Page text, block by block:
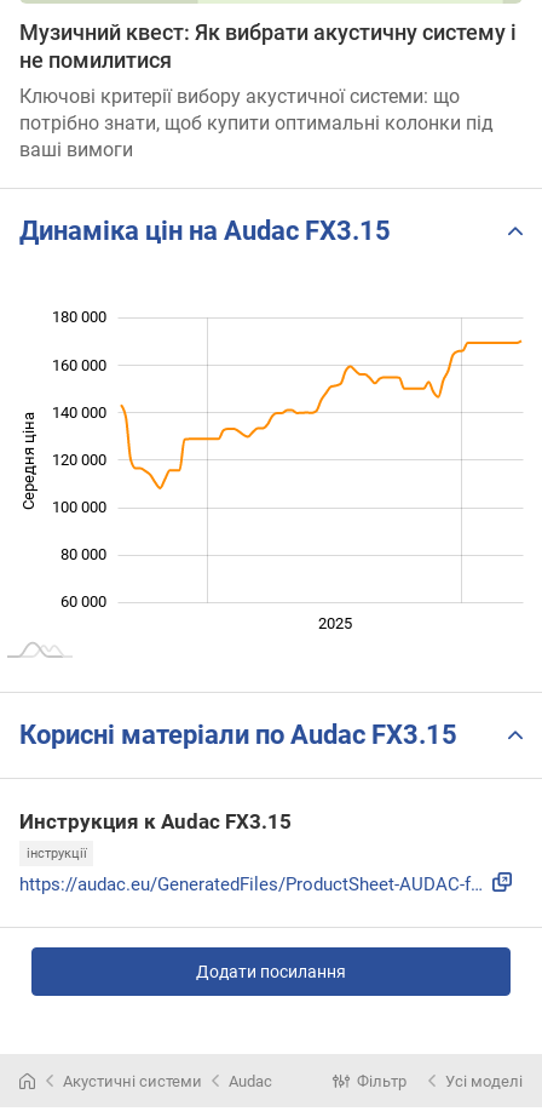
Музичний квест: Як вибрати акустичну систему і
не помилитися
Ключові критерії вибору акустичної системи: що
потрібно знати, щоб купити оптимальні колонки під
ваші вимоги
Динаміка цін на Audac FX3.15
Середня ціна 100 000
60 000
80 000
100 000
120 000
140 000
160 000
180 000
2025
Корисні матеріали по Audac FX3.15
Инструкция к Audac FX3.15
інструкції
https://audac.eu/GeneratedFiles/ProductSheet-AUDAC-fx3-15.p...
Додати посилання
Акустичні системи Audac Фільтр Усі моделі